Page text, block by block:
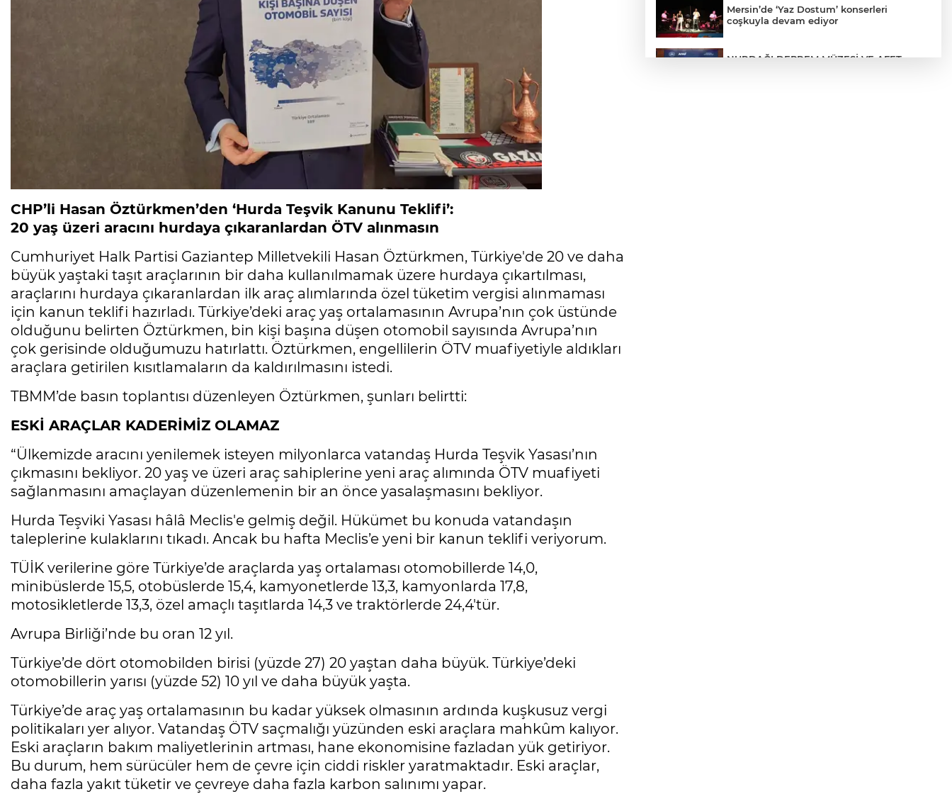
CHP’li Hasan Öztürkmen’den ‘Hurda Teşvik Kanunu Teklifi’:
20 yaş üzeri aracını hurdaya çıkaranlardan ÖTV alınmasın
Cumhuriyet Halk Partisi Gaziantep Milletvekili Hasan Öztürkmen, Türkiye'de 20 ve daha
büyük yaştaki taşıt araçlarının bir daha kullanılmamak üzere hurdaya çıkartılması,
araçlarını hurdaya çıkaranlardan ilk araç alımlarında özel tüketim vergisi alınmaması
için kanun teklifi hazırladı. Türkiye’deki araç yaş ortalamasının Avrupa’nın çok üstünde
olduğunu belirten Öztürkmen, bin kişi başına düşen otomobil sayısında Avrupa’nın
çok gerisinde olduğumuzu hatırlattı. Öztürkmen, engellilerin ÖTV muafiyetiyle aldıkları
araçlara getirilen kısıtlamaların da kaldırılmasını istedi.
TBMM’de basın toplantısı düzenleyen Öztürkmen, şunları belirtti:
ESKİ ARAÇLAR KADERİMİZ OLAMAZ
“Ülkemizde aracını yenilemek isteyen milyonlarca vatandaş Hurda Teşvik Yasası’nın
çıkmasını bekliyor. 20 yaş ve üzeri araç sahiplerine yeni araç alımında ÖTV muafiyeti
sağlanmasını amaçlayan düzenlemenin bir an önce yasalaşmasını bekliyor.
Hurda Teşviki Yasası hâlâ Meclis'e gelmiş değil. Hükümet bu konuda vatandaşın
taleplerine kulaklarını tıkadı. Ancak bu hafta Meclis’e yeni bir kanun teklifi veriyorum.
TÜİK verilerine göre Türkiye’de araçlarda yaş ortalaması otomobillerde 14,0,
minibüslerde 15,5, otobüslerde 15,4, kamyonetlerde 13,3, kamyonlarda 17,8,
motosikletlerde 13,3, özel amaçlı taşıtlarda 14,3 ve traktörlerde 24,4'tür.
Avrupa Birliği’nde bu oran 12 yıl.
Türkiye’de dört otomobilden birisi (yüzde 27) 20 yaştan daha büyük. Türkiye’deki
otomobillerin yarısı (yüzde 52) 10 yıl ve daha büyük yaşta.
Türkiye’de araç yaş ortalamasının bu kadar yüksek olmasının ardında kuşkusuz vergi
politikaları yer alıyor. Vatandaş ÖTV saçmalığı yüzünden eski araçlara mahkûm kalıyor.
Eski araçların bakım maliyetlerinin artması, hane ekonomisine fazladan yük getiriyor.
Bu durum, hem sürücüler hem de çevre için ciddi riskler yaratmaktadır. Eski araçlar,
daha fazla yakıt tüketir ve çevreye daha fazla karbon salınımı yapar.
Mersin’de ‘Yaz Dostum’ konserleri
coşkuyla devam ediyor
NURDAĞI DEPREM MÜZESİ VE AFET